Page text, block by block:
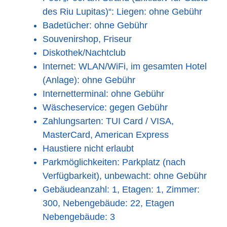
des Riu Lupitas)“: Liegen: ohne Gebühr
Badetücher: ohne Gebühr
Souvenirshop, Friseur
Diskothek/Nachtclub
Internet: WLAN/WiFi, im gesamten Hotel
(Anlage): ohne Gebühr
Internetterminal: ohne Gebühr
Wäscheservice: gegen Gebühr
Zahlungsarten: TUI Card / VISA,
MasterCard, American Express
Haustiere nicht erlaubt
Parkmöglichkeiten: Parkplatz (nach
Verfügbarkeit), unbewacht: ohne Gebühr
Gebäudeanzahl: 1, Etagen: 1, Zimmer:
300, Nebengebäude: 22, Etagen
Nebengebäude: 3